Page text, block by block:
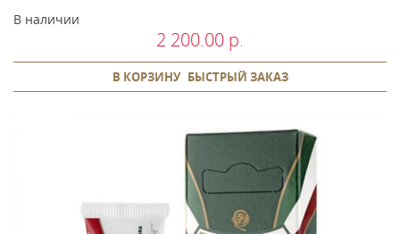
В наличии
2 200.00 р.
В КОРЗИНУ БЫСТРЫЙ ЗАКАЗ